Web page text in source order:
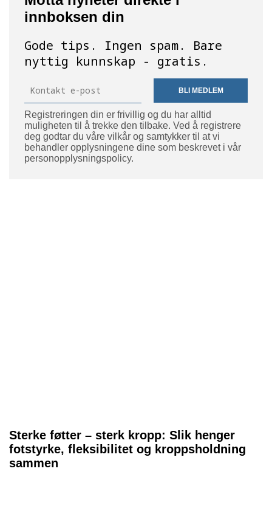
innboksen din
Gode ​​tips. Ingen spam. Bare
nyttig kunnskap - gratis.
BLI MEDLEM
Registreringen din er frivillig og du har alltid
muligheten til å trekke den tilbake. Ved å registrere
deg godtar du våre vilkår og samtykker til at vi
behandler opplysningene dine som beskrevet i vår
personopplysningspolicy.
Sterke føtter – sterk kropp: Slik henger
fotstyrke, fleksibilitet og kroppsholdning
sammen